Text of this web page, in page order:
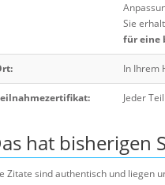
Sie
für eine
In Ihrem
Jeder
hat bisherigen
Zitate sind authentisch und liegen